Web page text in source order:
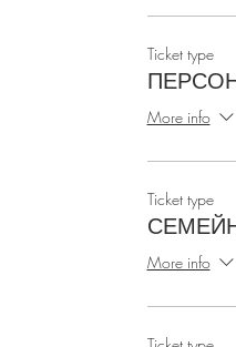
Ticket type
More info
Ticket type
More info